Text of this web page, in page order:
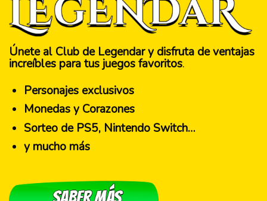
Únete al Club de Legendar y disfruta de ventajas
increíbles para tus juegos favoritos.
Personajes exclusivos
Monedas y Corazones
Sorteo de PS5, Nintendo Switch…
y mucho más